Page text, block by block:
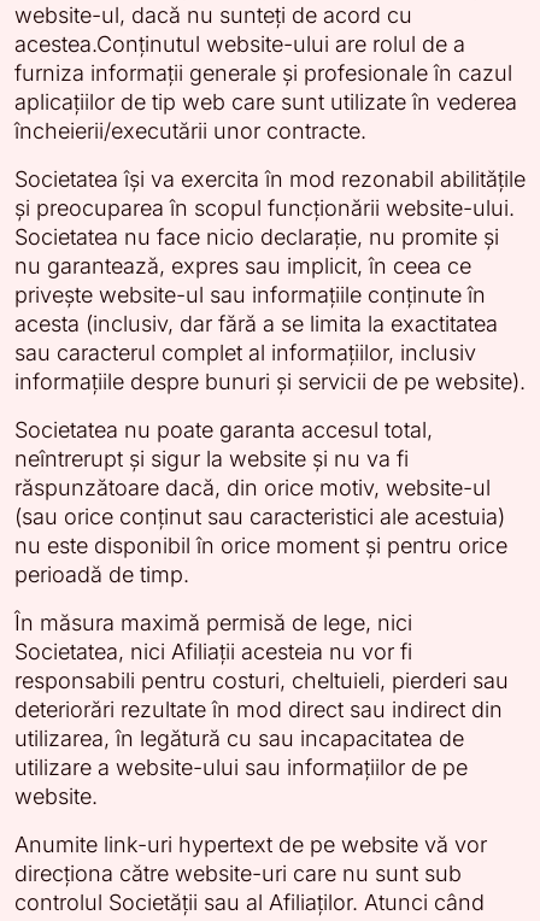
website-ul, dacă nu sunteți de acord cu
acestea.Conținutul website-ului are rolul de a
furniza informații generale și profesionale în cazul
aplicațiilor de tip web care sunt utilizate în vederea
încheierii/executării unor contracte.
Societatea își va exercita în mod rezonabil abilitățile
și preocuparea în scopul funcționării website-ului.
Societatea nu face nicio declarație, nu promite și
nu garantează, expres sau implicit, în ceea ce
privește website-ul sau informațiile conținute în
acesta (inclusiv, dar fără a se limita la exactitatea
sau caracterul complet al informațiilor, inclusiv
informațiile despre bunuri și servicii de pe website).
Societatea nu poate garanta accesul total,
neîntrerupt și sigur la website și nu va fi
răspunzătoare dacă, din orice motiv, website-ul
(sau orice conținut sau caracteristici ale acestuia)
nu este disponibil în orice moment și pentru orice
perioadă de timp.
În măsura maximă permisă de lege, nici
Societatea, nici Afiliații acesteia nu vor fi
responsabili pentru costuri, cheltuieli, pierderi sau
deteriorări rezultate în mod direct sau indirect din
utilizarea, în legătură cu sau incapacitatea de
utilizare a website-ului sau informațiilor de pe
website.
Anumite link-uri hypertext de pe website vă vor
direcționa către website-uri care nu sunt sub
controlul Societății sau al Afiliaților. Atunci când